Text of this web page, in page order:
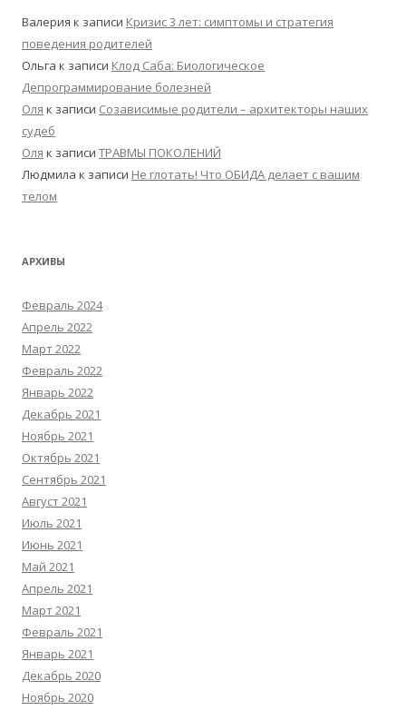
Валерия к записи Кризис 3 лет: симптомы и стратегия
поведения родителей
Ольга к записи Клод Саба: Биологическое
Депрограммирование болезней
Оля к записи Созависимые родители – архитекторы наших
судеб
Оля к записи ТРАВМЫ ПОКОЛЕНИЙ
Людмила к записи Не глотать! Что ОБИДА делает с вашим
телом
АРХИВЫ
Февраль 2024
Апрель 2022
Март 2022
Февраль 2022
Январь 2022
Декабрь 2021
Ноябрь 2021
Октябрь 2021
Сентябрь 2021
Август 2021
Июль 2021
Июнь 2021
Май 2021
Апрель 2021
Март 2021
Февраль 2021
Январь 2021
Декабрь 2020
Ноябрь 2020